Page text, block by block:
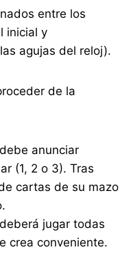
entre los
inicial y
agujas del reloj).
de la
anunciar
(1, 2 o 3). Tras
cartas de su mazo
jugar todas
crea conveniente.